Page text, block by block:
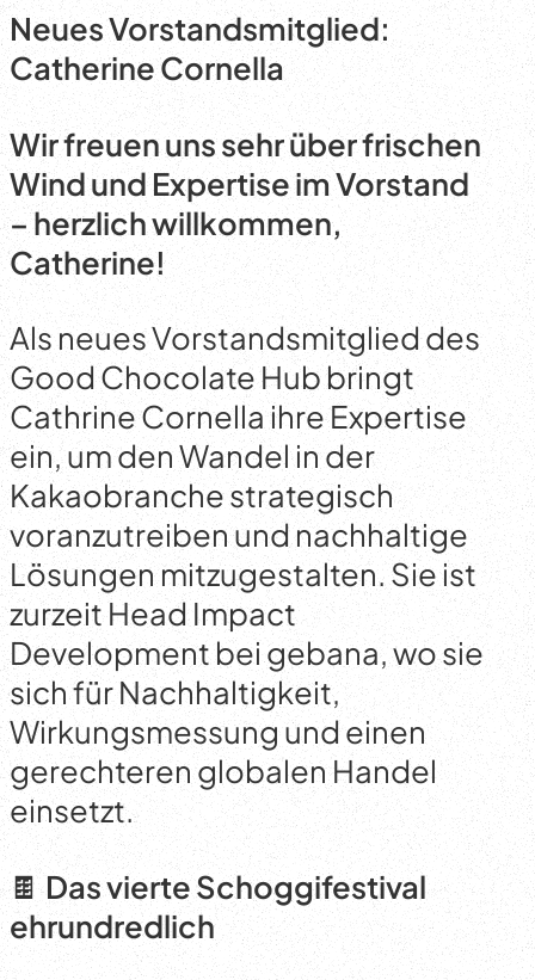
Neues Vorstandsmitglied:
Catherine Cornella
Wir freuen uns sehr über frischen
Wind und Expertise im Vorstand
– herzlich willkommen,
Catherine!
Als neues Vorstandsmitglied des
Good Chocolate Hub bringt
Cathrine Cornella ihre Expertise
ein, um den Wandel in der
Kakaobranche strategisch
voranzutreiben und nachhaltige
Lösungen mitzugestalten. Sie ist
zurzeit Head Impact
Development bei gebana, wo sie
sich für Nachhaltigkeit,
Wirkungsmessung und einen
gerechteren globalen Handel
einsetzt.
🍫Das vierte Schoggifestival
ehrundredlich